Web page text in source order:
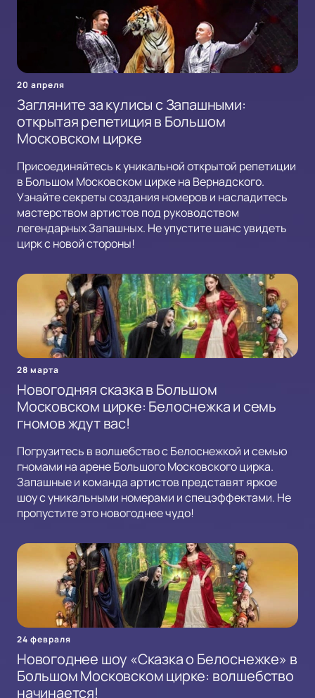
20 апреля
Загляните за кулисы с Запашными:
открытая репетиция в Большом
Московском цирке
Присоединяйтесь к уникальной открытой репетиции
в Большом Московском цирке на Вернадского.
Узнайте секреты создания номеров и насладитесь
мастерством артистов под руководством
легендарных Запашных. Не упустите шанс увидеть
цирк с новой стороны!
28 марта
Новогодняя сказка в Большом
Московском цирке: Белоснежка и семь
гномов ждут вас!
Погрузитесь в волшебство с Белоснежкой и семью
гномами на арене Большого Московского цирка.
Запашные и команда артистов представят яркое
шоу с уникальными номерами и спецэффектами. Не
пропустите это новогоднее чудо!
24 февраля
Новогоднее шоу «Сказка о Белоснежке» в
Большом Московском цирке: волшебство
начинается!